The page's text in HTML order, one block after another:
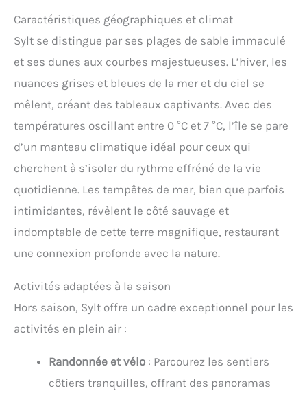
Caractéristiques géographiques et climat
Sylt se distingue par ses plages de sable immaculé
et ses dunes aux courbes majestueuses. L’hiver, les
nuances grises et bleues de la mer et du ciel se
mêlent, créant des tableaux captivants. Avec des
températures oscillant entre 0 °C et 7 °C, l’île se pare
d’un manteau climatique idéal pour ceux qui
cherchent à s’isoler du rythme effréné de la vie
quotidienne. Les tempêtes de mer, bien que parfois
intimidantes, révèlent le côté sauvage et
indomptable de cette terre magnifique, restaurant
une connexion profonde avec la nature.
Activités adaptées à la saison
Hors saison, Sylt offre un cadre exceptionnel pour les
activités en plein air :
Randonnée et vélo : Parcourez les sentiers
côtiers tranquilles, offrant des panoramas